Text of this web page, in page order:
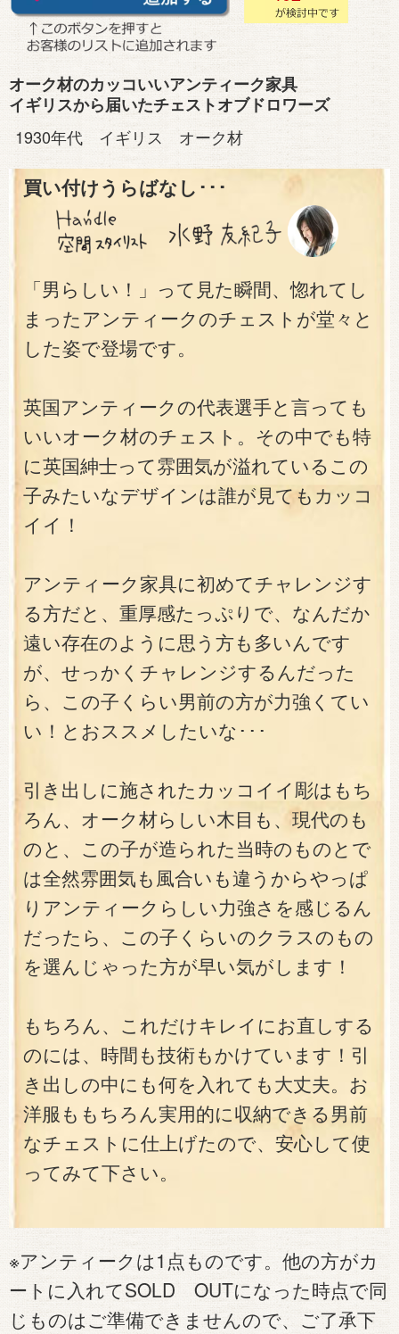
オーク材のカッコいいアンティーク家具
イギリスから届いたチェストオブドロワーズ
1930年代 イギリス オーク材
買い付けうらばなし･･･
「男らしい！」って見た瞬間、惚れてし
まったアンティークのチェストが堂々と
した姿で登場です。
英国アンティークの代表選手と言っても
いいオーク材のチェスト。その中でも特
に英国紳士って雰囲気が溢れているこの
子みたいなデザインは誰が見てもカッコ
イイ！
アンティーク家具に初めてチャレンジす
る方だと、重厚感たっぷりで、なんだか
遠い存在のように思う方も多いんです
が、せっかくチャレンジするんだった
ら、この子くらい男前の方が力強くてい
い！とおススメしたいな･･･
引き出しに施されたカッコイイ彫はもち
ろん、オーク材らしい木目も、現代のも
のと、この子が造られた当時のものとで
は全然雰囲気も風合いも違うからやっぱ
りアンティークらしい力強さを感じるん
だったら、この子くらいのクラスのもの
を選んじゃった方が早い気がします！
もちろん、これだけキレイにお直しする
のには、時間も技術もかけています！引
き出しの中にも何を入れても大丈夫。お
洋服ももちろん実用的に収納できる男前
なチェストに仕上げたので、安心して使
ってみて下さい。
※アンティークは1点ものです。他の方がカ
ートに入れてSOLD OUTになった時点で同
じものはご準備できませんので、ご了承下